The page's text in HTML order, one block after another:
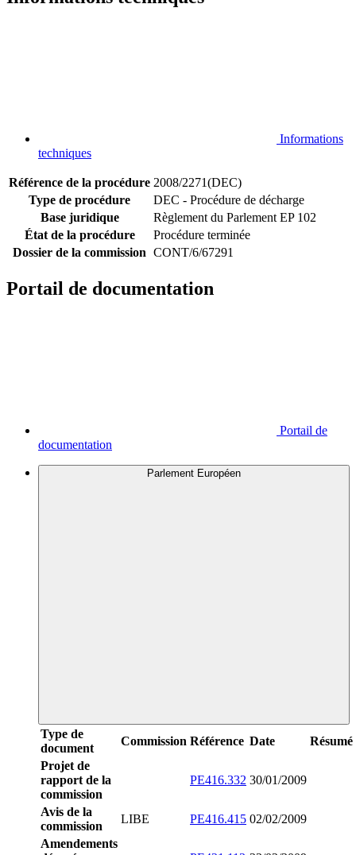
Informations
techniques
Référence de la procédure 2008/2271(DEC)
Type de procédure
DEC - Procédure de décharge
Base juridique
Règlement du Parlement EP 102
État de la procédure
Procédure terminée
Dossier de la commission CONT/6/67291
Portail de documentation
Portail de
documentation
Parlement Européen
Type de
document
Commission Référence Date
Résumé
Projet de
rapport de la
commission
PE416.332 30/01/2009
Avis de la
commission
LIBE PE416.415 02/02/2009
Amendements